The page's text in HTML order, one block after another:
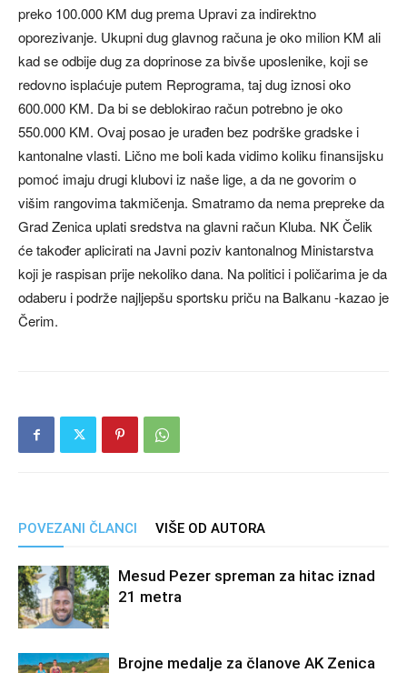
preko 100.000 KM dug prema Upravi za indirektno
oporezivanje. Ukupni dug glavnog računa je oko milion KM ali
kad se odbije dug za doprinose za bivše uposlenike, koji se
redovno isplaćuje putem Reprograma, taj dug iznosi oko
600.000 KM. Da bi se deblokirao račun potrebno je oko
550.000 KM. Ovaj posao je urađen bez podrške gradske i
kantonalne vlasti. Lično me boli kada vidimo koliku finansijsku
pomoć imaju drugi klubovi iz naše lige, a da ne govorim o
višim rangovima takmičenja. Smatramo da nema prepreke da
Grad Zenica uplati sredstva na glavni račun Kluba. NK Čelik
će također aplicirati na Javni poziv kantonalnog Ministarstva
koji je raspisan prije nekoliko dana. Na politici i poličarima je da
odaberu i podrže najljepšu sportsku priču na Balkanu -kazao je
Čerim.
POVEZANI ČLANCI VIŠE OD AUTORA
Mesud Pezer spreman za hitac iznad
21 metra
Brojne medalje za članove AK Zenica